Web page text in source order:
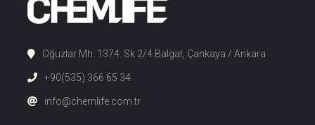
Oğuzlar Mh. 1374. Sk 2/4 Balgat, Çankaya / Ankara
+90(535) 366 65 34
info@chemlife.com.tr